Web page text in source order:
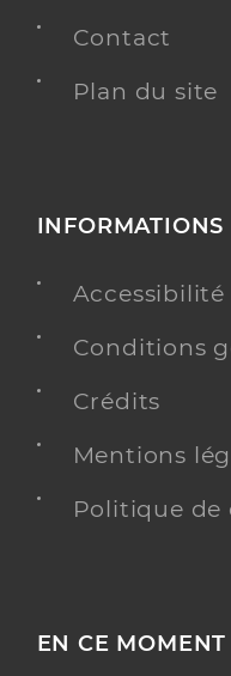
Contact
Plan du site
INFORMATIONS
Conditions
Crédits
Mentions
Politique
EN CE MOMENT